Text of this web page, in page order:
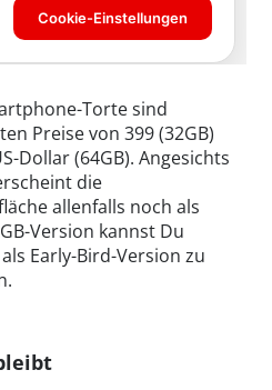
Torte sind
Preise von 399 (32GB)
Dollar (64GB). Angesichts
die
allenfalls noch als
Version kannst Du
Early-Bird-Version zu